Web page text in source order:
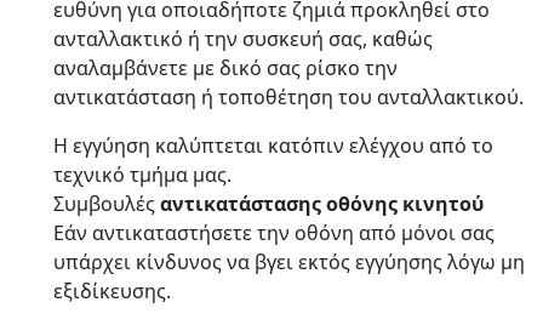
ευθύνη για οποιαδήποτε ζημιά προκληθεί στο
ανταλλακτικό ή την συσκευή σας, καθώς
αναλαμβάνετε με δικό σας ρίσκο την
αντικατάσταση ή τοποθέτηση του ανταλλακτικού.
Η εγγύηση καλύπτεται κατόπιν ελέγχου από το
τεχνικό τμήμα μας.
Συμβουλέςαντικατάστασης οθόνης κινητού
Εάν αντικαταστήσετε την οθόνη από μόνοι σας
υπάρχει κίνδυνος να βγει εκτός εγγύησης λόγω μη
εξιδίκευσης.